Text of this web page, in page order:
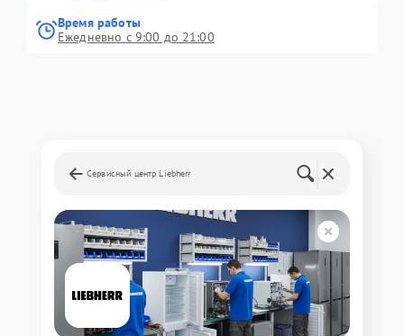
Время работы
Ежедневно с 9:00 до 21:00
Сервисный центр Liebherr